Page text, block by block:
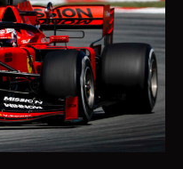
aanwezig
in
de
Formule